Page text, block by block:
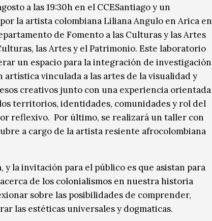
a las 19:30h en el CCESantiago y un
la artista colombiana Liliana Angulo en Arica en
de Fomento a las Culturas y las Artes
las Artes y el Patrimonio. Este laboratorio
un espacio para la integración de investigación
artística vinculada a las artes de la visualidad y
creativos junto con una experiencia orientada
territorios, identidades, comunidades y rol del
reflexivo. Por último, se realizará un taller con
a cargo de la artista resiente afrocolombiana
y la invitación para el público es que asistan para
de los colonialismos en nuestra historia
sobre las posibilidades de comprender,
las estéticas universales y dogmaticas.